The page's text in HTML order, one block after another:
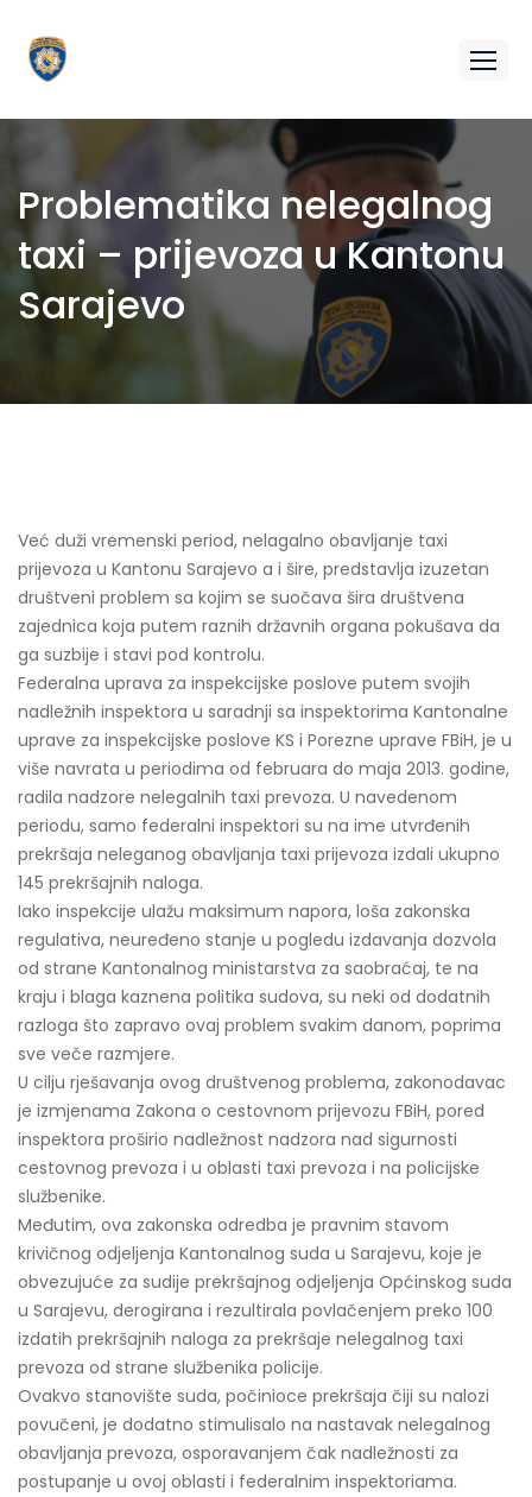
Problematika nelegalnog
taxi – prijevoza u Kantonu
Sarajevo
Već duži vremenski period, nelagalno obavljanje taxi
prijevoza u Kantonu Sarajevo a i šire, predstavlja izuzetan
društveni problem sa kojim se suočava šira društvena
zajednica koja putem raznih državnih organa pokušava da
ga suzbije i stavi pod kontrolu.
Federalna uprava za inspekcijske poslove putem svojih
nadležnih inspektora u saradnji sa inspektorima Kantonalne
uprave za inspekcijske poslove KS i Porezne uprave FBiH, je u
više navrata u periodima od februara do maja 2013. godine,
radila nadzore nelegalnih taxi prevoza. U navedenom
periodu, samo federalni inspektori su na ime utvrđenih
prekršaja neleganog obavljanja taxi prijevoza izdali ukupno
145 prekršajnih naloga.
Iako inspekcije ulažu maksimum napora, loša zakonska
regulativa, neuređeno stanje u pogledu izdavanja dozvola
od strane Kantonalnog ministarstva za saobraćaj, te na
kraju i blaga kaznena politika sudova, su neki od dodatnih
razloga što zapravo ovaj problem svakim danom, poprima
sve veče razmjere.
U cilju rješavanja ovog društvenog problema, zakonodavac
je izmjenama Zakona o cestovnom prijevozu FBiH, pored
inspektora proširio nadležnost nadzora nad sigurnosti
cestovnog prevoza i u oblasti taxi prevoza i na policijske
službenike.
Međutim, ova zakonska odredba je pravnim stavom
krivičnog odjeljenja Kantonalnog suda u Sarajevu, koje je
obvezujuće za sudije prekršajnog odjeljenja Općinskog suda
u Sarajevu, derogirana i rezultirala povlačenjem preko 100
izdatih prekršajnih naloga za prekršaje nelegalnog taxi
prevoza od strane službenika policije.
Ovakvo stanovište suda, počinioce prekršaja čiji su nalozi
povučeni, je dodatno stimulisalo na nastavak nelegalnog
obavljanja prevoza, osporavanjem čak nadležnosti za
postupanje u ovoj oblasti i federalnim inspektoriama.